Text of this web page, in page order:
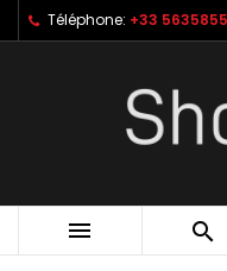
Téléphone: +33
 
My wishlists
Create new list
Créer une
Nom de la liste
Annuler
Connexion
Vous devez être
à votre liste d'envies.